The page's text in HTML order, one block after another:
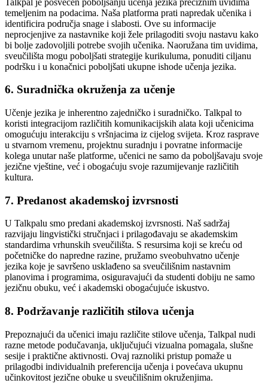
temeljenim na podacima. Naša platforma prati napredak učenika i
identificira područja snage i slabosti. Ove su informacije
neprocjenjive za nastavnike koji žele prilagoditi svoju nastavu kako
bi bolje zadovoljili potrebe svojih učenika. Naoružana tim uvidima,
sveučilišta mogu poboljšati strategije kurikuluma, ponuditi ciljanu
podršku i u konačnici poboljšati ukupne ishode učenja jezika.
6. Suradnička okruženja za učenje
Učenje jezika je inherentno zajedničko i suradničko. Talkpal to
koristi integracijom različitih komunikacijskih alata koji učenicima
omogućuju interakciju s vršnjacima iz cijelog svijeta. Kroz rasprave
u stvarnom vremenu, projektnu suradnju i povratne informacije
kolega unutar naše platforme, učenici ne samo da poboljšavaju svoje
jezične vještine, već i obogaćuju svoje razumijevanje različitih
kultura.
7. Predanost akademskoj izvrsnosti
U Talkpalu smo predani akademskoj izvrsnosti. Naš sadržaj
razvijaju lingvistički stručnjaci i prilagođavaju se akademskim
standardima vrhunskih sveučilišta. S resursima koji se kreću od
početničke do napredne razine, pružamo sveobuhvatno učenje
jezika koje je savršeno usklađeno sa sveučilišnim nastavnim
planovima i programima, osiguravajući da studenti dobiju ne samo
jezičnu obuku, već i akademski obogaćujuće iskustvo.
8. Podržavanje različitih stilova učenja
Prepoznajući da učenici imaju različite stilove učenja, Talkpal nudi
razne metode podučavanja, uključujući vizualna pomagala, slušne
sesije i praktične aktivnosti. Ovaj raznoliki pristup pomaže u
prilagodbi individualnih preferencija učenja i povećava ukupnu
učinkovitost jezične obuke u sveučilišnim okruženjima.